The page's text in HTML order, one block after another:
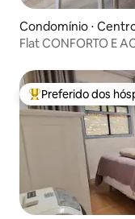
Condomínio ⋅
Flat CONFORTO E
Entre os melhores
Preferido dos